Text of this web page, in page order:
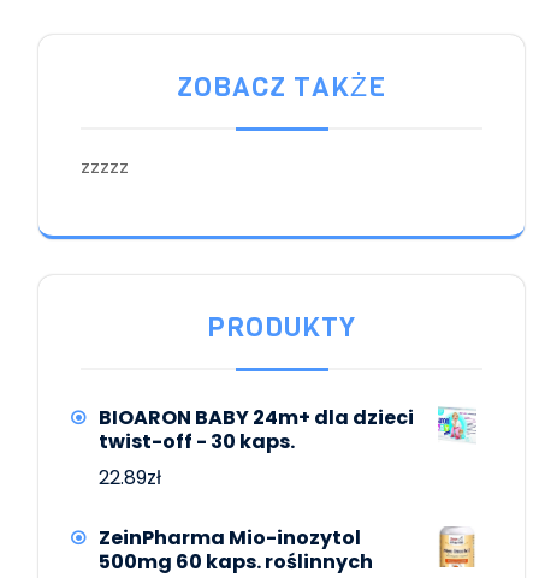
ZOBACZ TAKŻE
zzzzz
PRODUKTY
BIOARON BABY 24m+ dla dzieci
twist-off - 30 kaps.
22.89zł
ZeinPharma Mio-inozytol
500mg 60 kaps. roślinnych